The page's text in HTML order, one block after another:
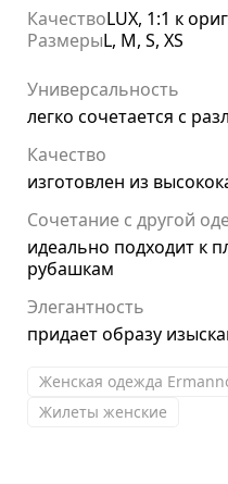
КачествоLUX, 1:1 к
РазмерыL, M, S, XS
Универсальность
легко сочетается с
Качество
изготовлен из
Сочетание с другой
идеально подходит к
рубашкам
Элегантность
придает образу
Женская одежда
Жилеты женские